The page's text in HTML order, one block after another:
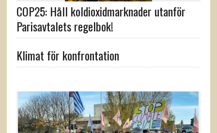
COP25: Håll koldioxidmarknader utanför
Parisavtalets regelbok!
Klimat för konfrontation